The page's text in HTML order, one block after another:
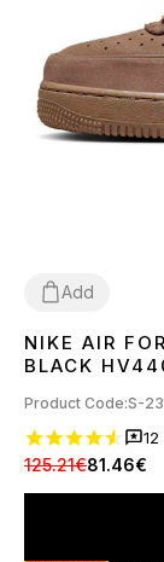
Add
3637 38 39 4041
NIKE AIR
BLACK
Product Code:S-
12
125.21€81.46€